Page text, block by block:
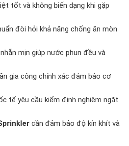
tốt và không biến dạng khi gặp
đòi hỏi khả năng chống ăn mòn
mịn giúp nước phun đều và
gia công chính xác đảm bảo cơ
tế yêu cầu kiểm định nghiêm ngặt
cần đảm bảo độ kín khít và